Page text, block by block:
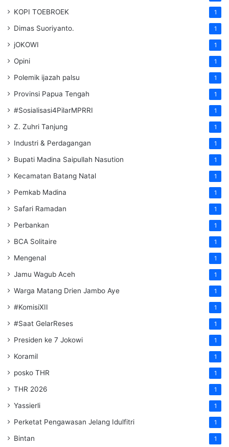
KOPI TOEBROEK 1
Dimas Suoriyanto. 1
jOKOWI 1
Opini 1
Polemik ijazah palsu 1
Provinsi Papua Tengah 1
#Sosialisasi4PilarMPRRI 1
Z. Zuhri Tanjung 1
Industri & Perdagangan 1
Bupati Madina Saipullah Nasution 1
Kecamatan Batang Natal 1
Pemkab Madina 1
Safari Ramadan 1
Perbankan 1
BCA Solitaire 1
Mengenal 1
Jamu Wagub Aceh 1
Warga Matang Drien Jambo Aye 1
#KomisiXII 1
#Saat GelarReses 1
Presiden ke 7 Jokowi 1
Koramil 1
posko THR 1
THR 2026 1
Yassierli 1
Perketat Pengawasan Jelang Idulfitri 1
Bintan 1